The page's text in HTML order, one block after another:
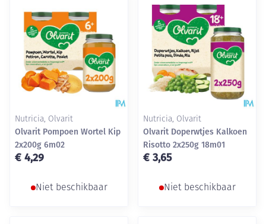
Nutricia, Olvarit
Olvarit Pompoen Wortel Kip
2x200g 6m02
€ 4,29
Niet beschikbaar
Nutricia, Olvarit
Olvarit Doperwtjes Kalkoen
Risotto 2x250g 18m01
€ 3,65
Niet beschikbaar